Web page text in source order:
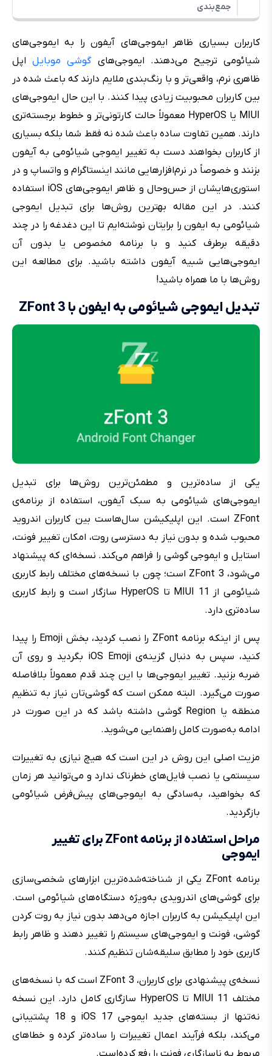
جمع‌بندی
کاربران بسیاری ظاهر ایموجی‌های آیفون را به ایموجی‌های
شیائومی ترجیح می‌دهند. ایموجی‌های گوشی موبایلاپل
ظاهری نرم، واقعی‌تر و با رنگ‌بندی ملایم دارند که باعث شده در
بین کاربران محبوبیت زیادی پیدا کنند. با این حال ایموجی‌های
MIUI یا HyperOS معمولاً حالت کارتونی‌تر و خطوط برجسته‌تری
دارند. همین تفاوت ساده باعث شده نه فقط شما بلکه بسیاری
از کاربران بخواهند دست به تغییر ایموجی شیائومی به آیفون
بزنند و خصوصاً در نرم‌افزارهایی مانند اینستاگرام و واتساپ و در
استوری‌هایشان از حس‌وحال و ظاهر ایموجی‌های iOS استفاده
کنند. در این مقاله بهترین روش‌ها برای تبدیل ایموجی
شیائومی به ایفون را برایتان نوشته‌ایم تا این دغدغه را در چند
دقیقه برطرف کنید و با برنامه مخصوص یا بدون آن
ایموجی‌هایی شبیه آیفون داشته باشید. برای مطالعه این
روش‌ها با ما همراه باشید!
تبدیل ایموجی شیائومی به ایفون با ZFont 3
یکی از ساده‌ترین و مطمئن‌ترین روش‌ها برای تبدیل
ایموجی‌های شیائومی به سبک آیفون، استفاده از برنامه‌ی
ZFont است. این اپلیکیشن سال‌هاست بین کاربران اندروید
محبوب شده و بدون نیاز به دسترسی روت، امکان تغییر فونت،
استایل و ایموجی گوشی را فراهم می‌کند. نسخه‌ای که پیشنهاد
می‌شود، ZFont 3 است؛ چون با نسخه‌های مختلف رابط کاربری
شیائومی از MIUI 11 تا HyperOS سازگار است و رابط کاربری
ساده‌تری دارد.
پس از اینکه برنامه ZFont را نصب کردید، بخش Emoji را پیدا
کنید، سپس به دنبال گزینه‌ی iOS Emoji بگردید و روی آن
ضربه بزنید. تغییر ایموجی‌ها با این چند قدم معمولاً بلافاصله
صورت می‌گیرد. البته ممکن است که گوشی‌تان نیاز به تنظیم
منطقه یا Region گوشی داشته باشد که در این صورت در
ادامه به‌صورت کامل راهنمایی می‌شوید.
مزیت اصلی این روش در این است که هیچ نیازی به تغییرات
سیستمی یا نصب فایل‌های خطرناک ندارد و می‌توانید هر زمان
که بخواهید، به‌سادگی به ایموجی‌های پیش‌فرض شیائومی
بازگردید.
مراحل استفاده از برنامه ZFont برای تغییر
ایموجی
برنامه ZFont یکی از شناخته‌شده‌ترین ابزارهای شخصی‌سازی
برای گوشی‌های اندرویدی به‌ویژه دستگاه‌های شیائومی است.
این اپلیکیشن به کاربران اجازه می‌دهد بدون نیاز به روت کردن
گوشی، فونت و ایموجی‌های سیستم را تغییر دهند و ظاهر رابط
کاربری خود را مطابق سلیقه‌شان تنظیم کنند.
نسخه‌ی پیشنهادی برای کاربران، ZFont 3 است که با نسخه‌های
مختلف MIUI 11 تا HyperOS سازگاری کامل دارد. این نسخه
نه‌تنها از بسته‌های جدید ایموجی iOS 17 و 18 پشتیبانی
می‌کند، بلکه فرآیند اعمال تغییرات را ساده‌تر کرده و خطاهای